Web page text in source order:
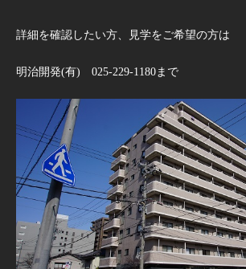
詳細を確認したい方、見学をご希望の方は
明治開発(有) 025-229-1180まで